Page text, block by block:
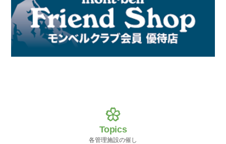
Topics
各管理施設の催し